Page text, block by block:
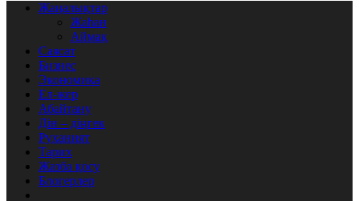
Жаңалықтар
Жаһан
Аймақ
Саясат
Бизнес
Экономика
Ел-жер
Абайтану
Дін – діңгек
Руханият
Тарих
Жазба қосу
Блогерлер